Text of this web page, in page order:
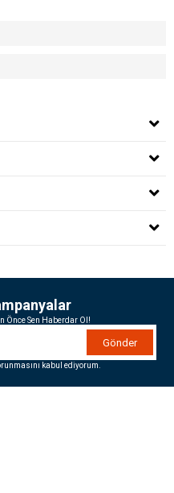
Önce Sen Haberdar Ol!
Gönder
kabul ediyorum.